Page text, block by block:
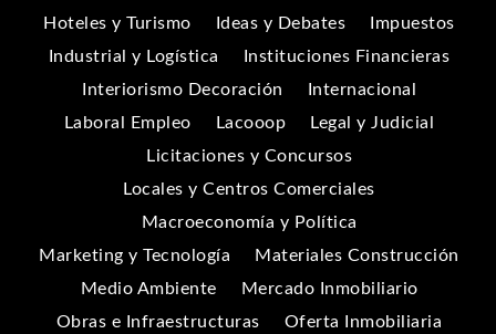
Hoteles y Turismo
Ideas y Debates
Impuestos
Industrial y Logística
Instituciones Financieras
Interiorismo Decoración
Internacional
Laboral Empleo
Lacooop
Legal y Judicial
Licitaciones y Concursos
Locales y Centros Comerciales
Macroeconomía y Política
Marketing y Tecnología
Materiales Construcción
Medio Ambiente
Mercado Inmobiliario
Obras e Infraestructuras
Oferta Inmobiliaria